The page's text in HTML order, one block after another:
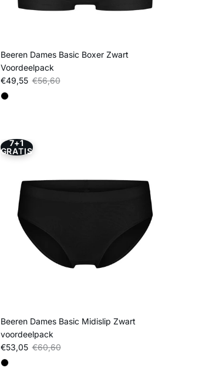
Beeren Dames Basic Boxer Zwart
Voordeelpack
Verkoopprijs
€49,55 Reguliere prijs
€56,60
7+1
GRATIS
Beeren Dames Basic Midislip Zwart
voordeelpack
Verkoopprijs
€53,05 Reguliere prijs
€60,60